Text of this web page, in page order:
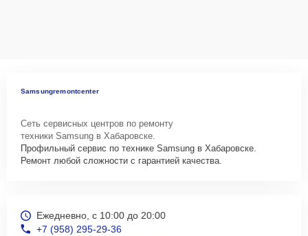
Samsungremontcenter
Сеть сервисных центров по ремонту
техники Samsung в Хабаровске.
Профильный сервис по технике Samsung в Хабаровске.
Ремонт любой сложности с гарантией качества.
Ежедневно, с 10:00 до 20:00
+7 (958) 295-29-36